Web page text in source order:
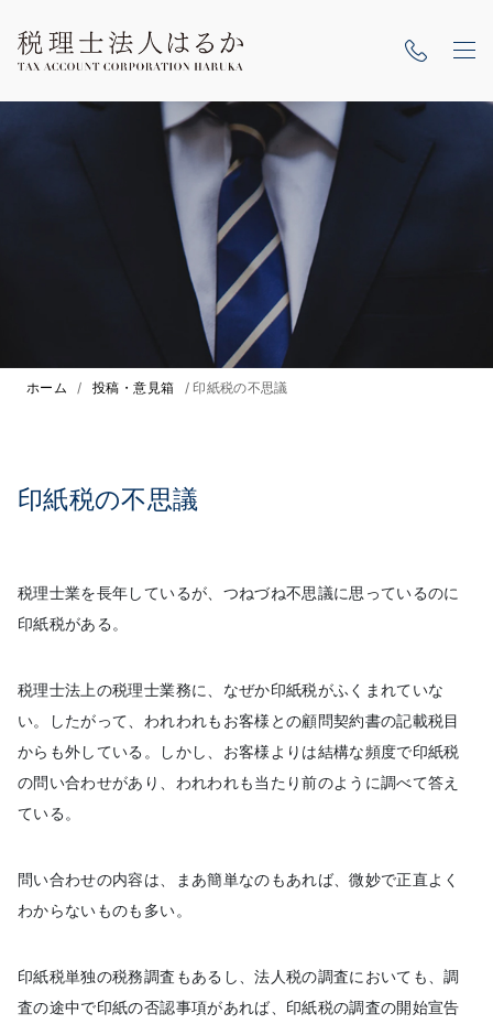
ホーム / 投稿・意見箱 /印紙税の不思議
印紙税の不思議
税理士業を長年しているが、つねづね不思議に思っているのに
印紙税がある。
税理士法上の税理士業務に、なぜか印紙税がふくまれていな
い。したがって、われわれもお客様との顧問契約書の記載税目
からも外している。しかし、お客様よりは結構な頻度で印紙税
の問い合わせがあり、われわれも当たり前のように調べて答え
ている。
問い合わせの内容は、まあ簡単なのもあれば、微妙で正直よく
わからないものも多い。
印紙税単独の税務調査もあるし、法人税の調査においても、調
査の途中で印紙の否認事項があれば、印紙税の調査の開始宣告